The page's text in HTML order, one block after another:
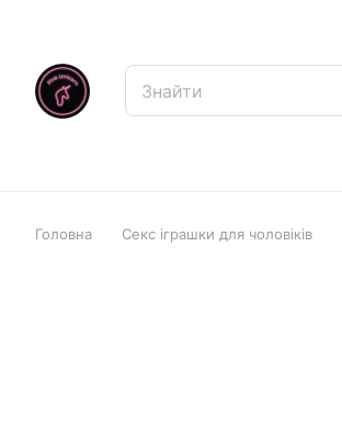
Головна Секс іграшки для чоловіків